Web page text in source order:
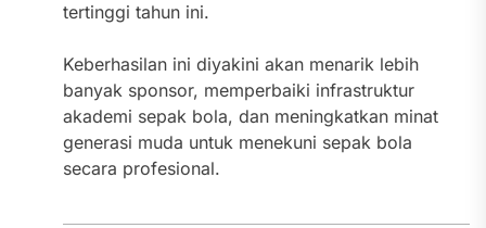
tertinggi tahun ini.
Keberhasilan ini diyakini akan menarik lebih
banyak sponsor, memperbaiki infrastruktur
akademi sepak bola, dan meningkatkan minat
generasi muda untuk menekuni sepak bola
secara profesional.